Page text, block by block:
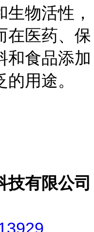
物活性，
在医药、保
和食品添加
用途。
技有限公司